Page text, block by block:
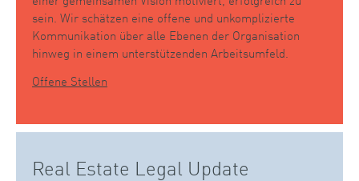
sein. Wir schätzen eine offene und unkomplizierte
Kommunikation über alle Ebenen der Organisation
hinweg in einem unterstützenden Arbeitsumfeld.
Offene Stellen
Real Estate Legal Update